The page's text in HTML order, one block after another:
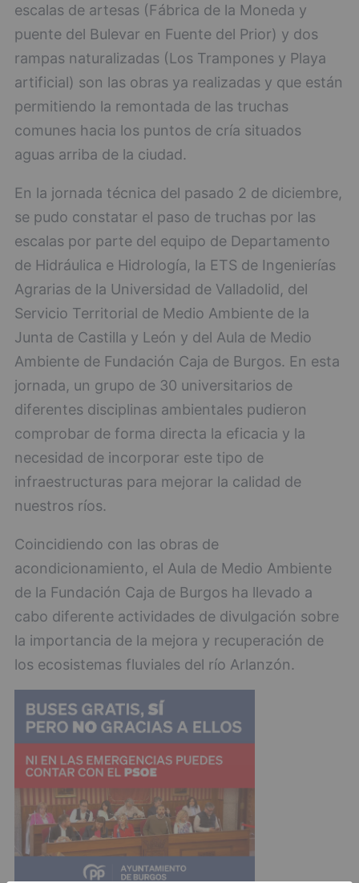
escalas de artesas (Fábrica de la Moneda y
puente del Bulevar en Fuente del Prior) y dos
rampas naturalizadas (Los Trampones y Playa
artificial) son las obras ya realizadas y que están
permitiendo la remontada de las truchas
comunes hacia los puntos de cría situados
aguas arriba de la ciudad.
En la jornada técnica del pasado 2 de diciembre,
se pudo constatar el paso de truchas por las
escalas por parte del equipo de Departamento
de Hidráulica e Hidrología, la ETS de Ingenierías
Agrarias de la Universidad de Valladolid, del
Servicio Territorial de Medio Ambiente de la
Junta de Castilla y León y del Aula de Medio
Ambiente de Fundación Caja de Burgos. En esta
jornada, un grupo de 30 universitarios de
diferentes disciplinas ambientales pudieron
comprobar de forma directa la eficacia y la
necesidad de incorporar este tipo de
infraestructuras para mejorar la calidad de
nuestros ríos.
Coincidiendo con las obras de
acondicionamiento, el Aula de Medio Ambiente
de la Fundación Caja de Burgos ha llevado a
cabo diferente actividades de divulgación sobre
la importancia de la mejora y recuperación de
los ecosistemas fluviales del río Arlanzón.